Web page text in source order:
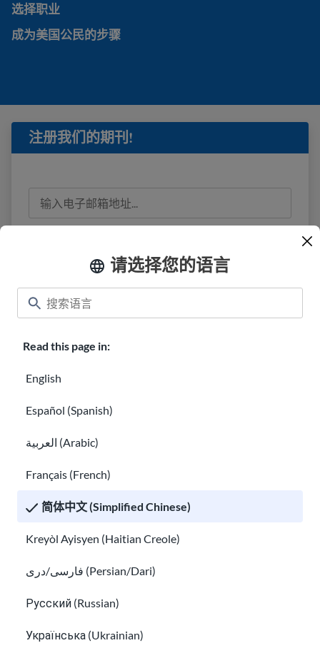
请选择您的语言
Read this page in:
English
Español (Spanish)
العربية (Arabic)
Français (French)
简体中文 (Simplified Chinese)
Kreyòl Ayisyen (Haitian Creole)
فارسی/دری (Persian/Dari)
Русский (Russian)
Українська (Ukrainian)
选择职业
选择职业
成为美国公民的步骤
成为美国公民的步骤
注册我们的期刊!
资料。我们要求您在使用我们的内容时链接到我们的网站以明确指